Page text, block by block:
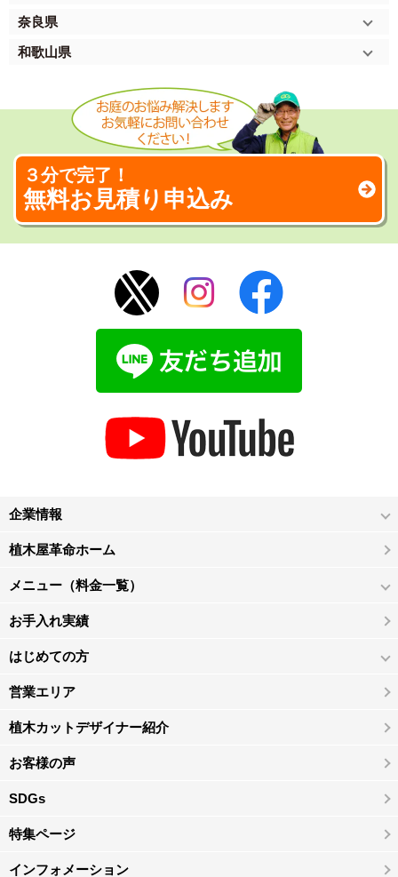
奈良県
和歌山県
３分で完了！
無料お見積り申込み
企業情報
植木屋革命ホーム
メニュー（料金一覧）
お手入れ実績
はじめての方
営業エリア
植木カットデザイナー紹介
お客様の声
SDGs
特集ページ
インフォメーション